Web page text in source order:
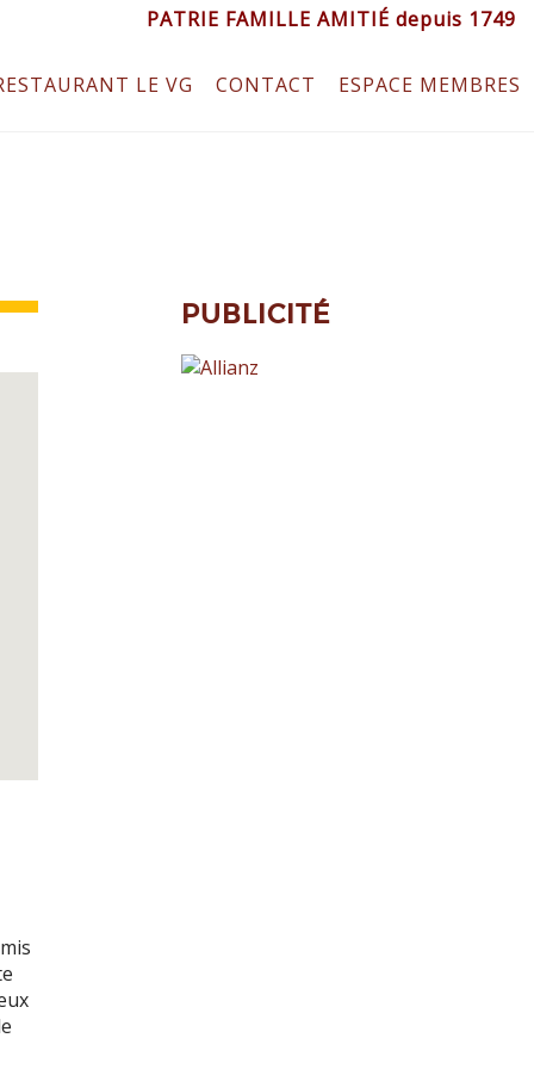
PATRIE FAMILLE AMITIÉ depuis 1749
LE VG CONTACT ESPACE MEMBRES
PUBLICITÉ